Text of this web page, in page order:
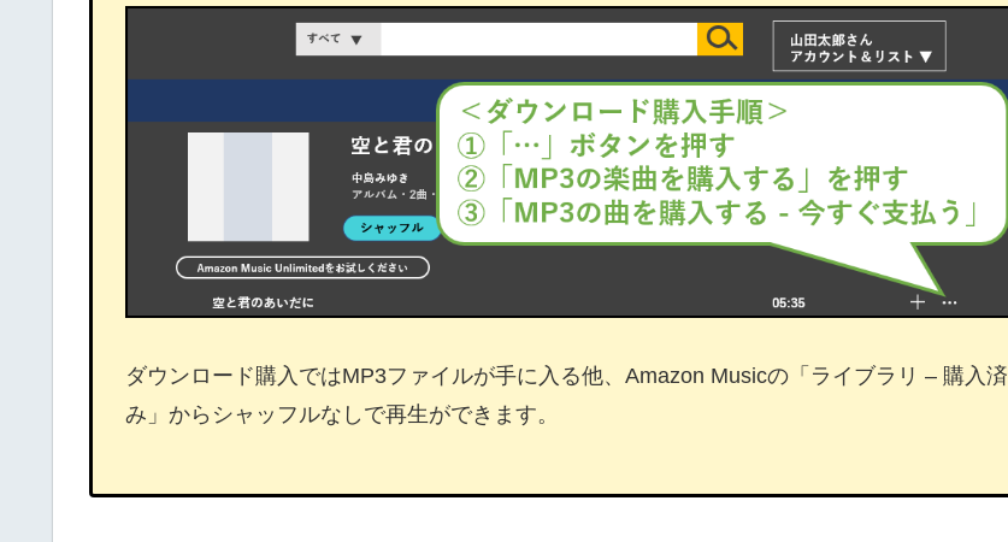
ダウンロード購入ではMP3ファイルが手に入る他、Amazon Musicの「ライブラリ – 購入済
み」からシャッフルなしで再生ができます。